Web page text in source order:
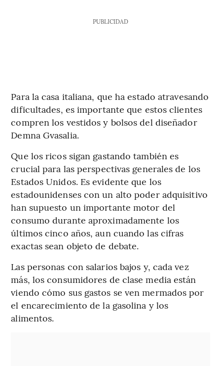
PUBLICIDAD
Para la casa italiana, que ha estado atravesando
dificultades, es importante que estos clientes
compren los vestidos y bolsos del diseñador
Demna Gvasalia.
Que los ricos sigan gastando también es
crucial para las perspectivas generales de los
Estados Unidos. Es evidente que los
estadounidenses con un alto poder adquisitivo
han supuesto un importante motor del
consumo durante aproximadamente los
últimos cinco años, aun cuando las cifras
exactas sean objeto de debate.
Las personas con salarios bajos y, cada vez
más, los consumidores de clase media están
viendo cómo sus gastos se ven mermados por
el encarecimiento de la gasolina y los
alimentos.